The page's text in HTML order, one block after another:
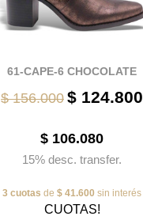
61-CAPE-6 CHOCOLATE
$ 156.000 $ 124.800
$ 106.080
15% desc. transfer.
3 cuotas de $ 41.600 sin interés
CUOTAS!